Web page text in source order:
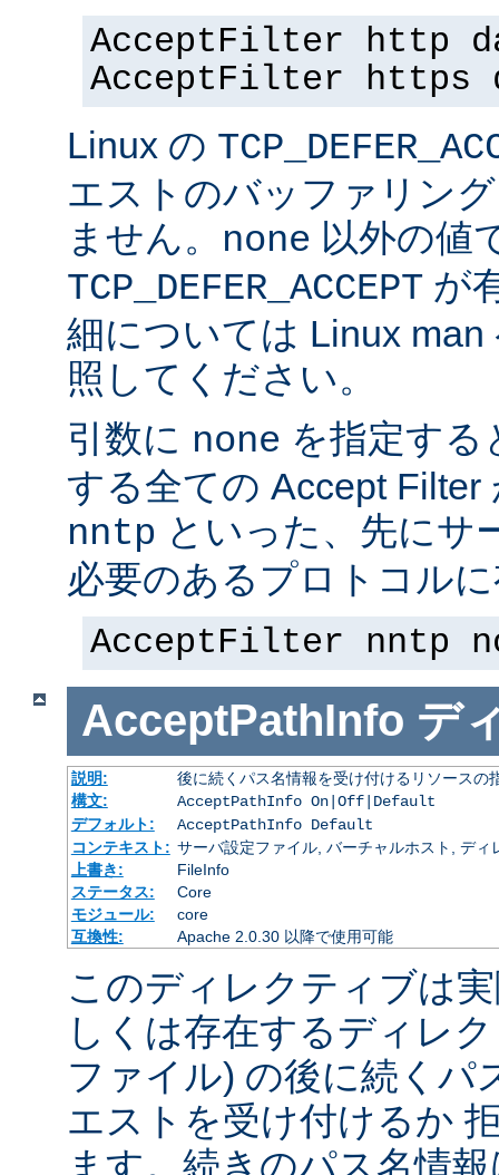
AcceptFilter http
AcceptFilter https
Linux の
エストのバッファリン
ません。 none 以外の値
TCP_DEFER_ACCEPT が
細については Linux
照してください。
引数に none を指定す
する全ての Accept Filter
nntp といった、先にサ
必要のあるプロトコル
AcceptFilter nntp
AcceptPathInfo デ
説明:
後に続くパス名情報を受け付けるリソースの
構文:
AcceptPathInfo On|Off|Default
デフォルト:
AcceptPathInfo Default
コンテキスト: サーバ設定ファイル, バーチャルホスト, ディ
上書き:
FileInfo
ステータス:
Core
モジュール:
core
互換性:
Apache 2.0.30 以降で使用可能
このディレクティブは
しくは存在するディレ
ファイル) の後に続くパ
エストを受け付けるか
ます。続きのパス名情